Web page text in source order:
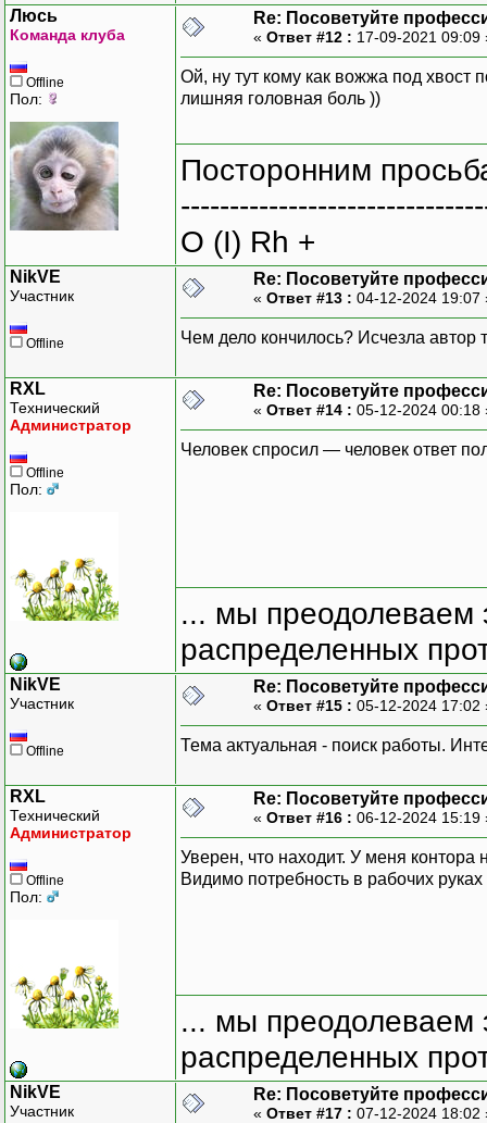
Люсь
Команда клуба
Offline
Пол:
Re: Посоветуйте
« Ответ #12 : 17-09-2021
Ой, ну тут кому как вожжа под хвост
лишняя головная боль ))
Посторонним
O (I) Rh +
NikVE
Участник
Offline
Re: Посоветуйте
« Ответ #13 : 04-12-2024
Чем дело кончилось? Исчезла автор
RXL
Технический
Администратор
Offline
Пол:
Re: Посоветуйте
« Ответ #14 : 05-12-2024
Человек спросил — человек ответ
... мы преодолеваем
распределенных
NikVE
Участник
Offline
Re: Посоветуйте
« Ответ #15 : 05-12-2024
Тема актуальная - поиск работы.
RXL
Технический
Администратор
Offline
Пол:
Re: Посоветуйте
« Ответ #16 : 06-12-2024
Уверен, что находит. У меня
Видимо потребность в рабочих руках
... мы преодолеваем
распределенных
NikVE
Участник
Re: Посоветуйте
« Ответ #17 : 07-12-2024